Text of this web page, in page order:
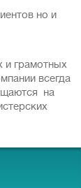
но и
и грамотных
всегда
на